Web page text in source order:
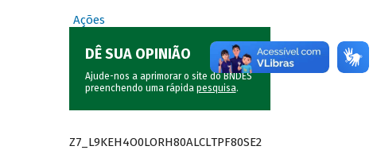
Ações
DÊ SUA OPINIÃO
Ajude-nos a aprimorar o site do BNDES
preenchendo uma rápida pesquisa.
Z7_L9KEH4O0LORH80ALCLTPF80SE2